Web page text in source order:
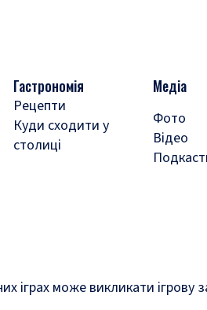
Гастрономія
Рецепти
Куди сходити у
столиці
Медіа
Фото
Відео
іграх може викликати